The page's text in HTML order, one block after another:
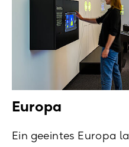
Europa
Ein geeintes Europa